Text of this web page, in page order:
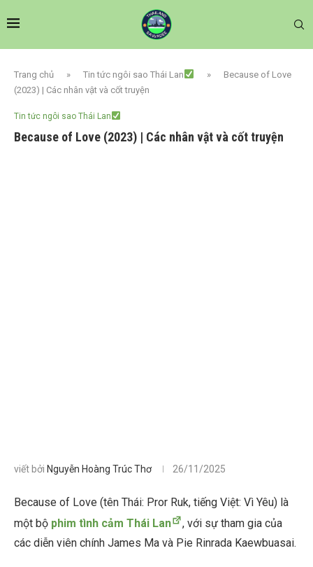
Trang chủ » Tin tức ngôi sao Thái Lan »
Because of Love
(2023) | Các nhân vật và cốt truyện
Tin tức ngôi sao Thái Lan
Because of Love (2023) | Các nhân vật và cốt truyện
viết bởi Nguyễn Hoàng Trúc Thơ 26/11/2025
Because of Love (tên Thái: Pror Ruk, tiếng Việt: Vì Yêu) là
một bộ phim tình cảm Thái Lan
, với sự tham gia của
các diễn viên chính James Ma và Pie Rinrada Kaewbuasai.